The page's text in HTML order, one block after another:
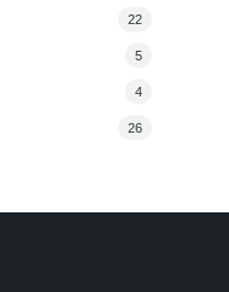
22
5
4
26